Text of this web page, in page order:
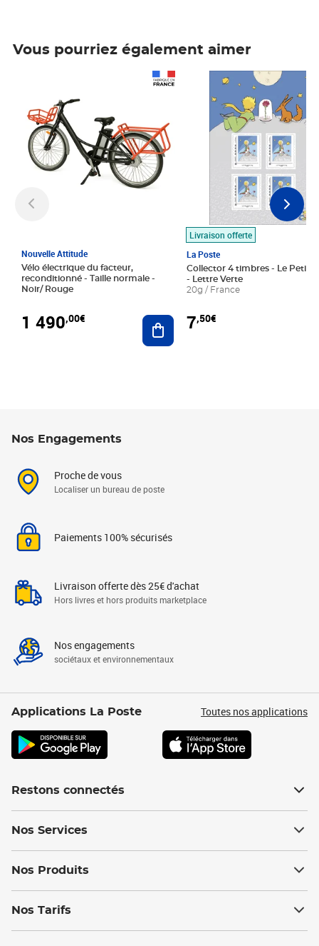
Vous pourriez également aimer
Nouvelle Attitude
Vélo électrique du facteur,
reconditionné - Taille normale -
Noir/ Rouge
1 490,00€ Ajouter au panier
Livraison offerte
La Poste
Collector 4 timbres - Le Petit
- Lettre Verte
20g / France
7,50€
Prix 7,50€
Nos Engagements
Proche de vous
Localiser un bureau de poste
Paiements 100% sécurisés
Livraison offerte dès 25€ d'achat
Hors livres et hors produits marketplace
Nos engagements
sociétaux et environnementaux
Applications La Poste Toutes nos applications
Restons connectés
Nos Services
Nos Produits
Nos Tarifs